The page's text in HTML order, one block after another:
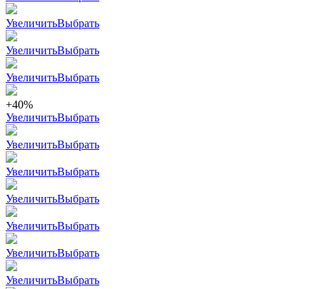
УвеличитьВыбрать
УвеличитьВыбрать
УвеличитьВыбрать
+40%
УвеличитьВыбрать
УвеличитьВыбрать
УвеличитьВыбрать
УвеличитьВыбрать
УвеличитьВыбрать
УвеличитьВыбрать
УвеличитьВыбрать